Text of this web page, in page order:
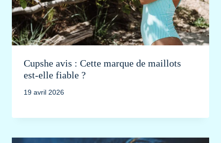
Cupshe avis : Cette marque de maillots
est-elle fiable ?
19 avril 2026